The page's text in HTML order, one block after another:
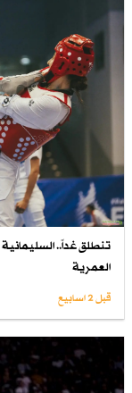
تنطلق غداً..
العمرية
قبل 2 اسابیع